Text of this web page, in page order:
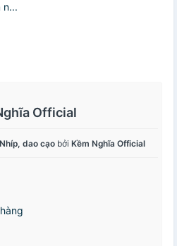
n...
Official
Nhíp, dao cạo bởi Kềm Nghĩa Official